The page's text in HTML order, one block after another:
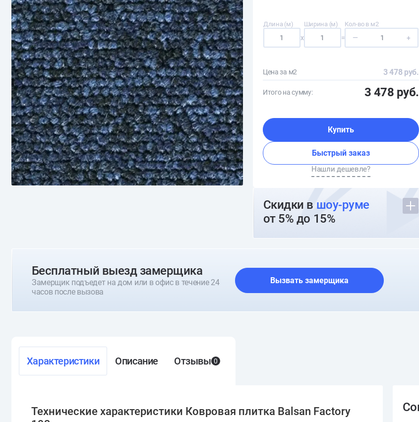
Длина (м)
x
Ширина (м)
=
Кол-во в м2
— +
Цена за м2 3 478 руб.
Итого на сумму: 3 478 руб.
Купить
Быстрый заказ
Нашли дешевле?
Скидки в шоу-руме
от 5% до 15%
Бесплатный выезд замерщика
Замерщик подъедет на дом или в офис в течение 24
часов после вызова
Вызвать замерщика
Характеристики Описание Отзывы 0
Технические характеристики Ковровая плитка Balsan Factory